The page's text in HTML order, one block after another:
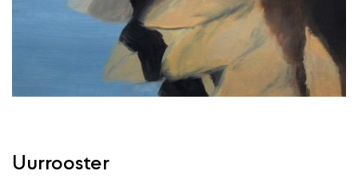
Uurrooster